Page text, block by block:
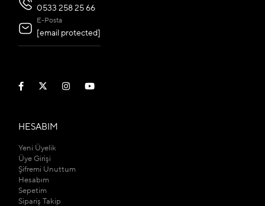
0533 258 25 66
E-Posta
[email protected]
HESABIM
Yeni Üyelik
Üye Girişi
Şifremi Unuttum
Hesabım
Sepetim
Sipariş Takip